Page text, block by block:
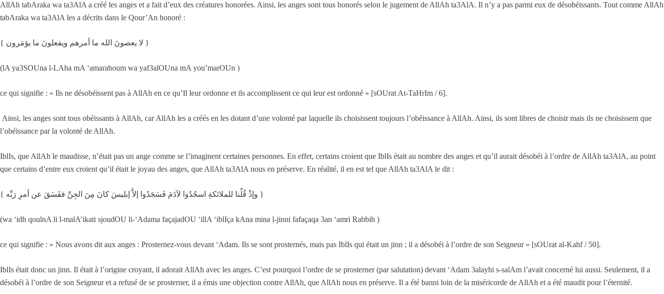
AllAh tabAraka wa ta3AlA a créé les anges et a fait d’eux des créatures honorées. Ainsi, les anges sont tous honorés selon le jugement de AllAh ta3AlA. Il n’y a pas parmi eux de désobéissants. Tout comme AllAh
tabAraka wa ta3AlA les a décrits dans le Qour’An honoré :
{ لا يعصونَ الله ما أمرهم ويفعلونَ ما يؤمَرون }
(lA ya3SOUna l-LAha mA ‘amarahoum wa yaf3alOUna mA you’marOUn )
ce qui signifie : « Ils ne désobéissent pas à AllAh en ce qu’Il leur ordonne et ils accomplissent ce qui leur est ordonné » [sOUrat At-TaHrIm / 6].
Ainsi, les anges sont tous obéissants à AllAh, car AllAh les a créés en les dotant d’une volonté par laquelle ils choisissent toujours l’obéissance à AllAh. Ainsi, ils sont libres de choisir mais ils ne choisissent que
l’obéissance par la volonté de AllAh.
IblIs, que AllAh le maudisse, n’était pas un ange comme se l’imaginent certaines personnes. En effet, certains croient que IblIs était au nombre des anges et qu’il aurait désobéi à l’ordre de AllAh ta3AlA, au point
que certains d’entre eux croient qu’il était le joyau des anges, que AllAh ta3AlA nous en préserve. En réalité, il en est tel que AllAh ta3AlA le dit :
{ وإذْ قُلْنا للملائكةِ اسجُدُوا لآدَمَ فَسَجَدُوا إلاَّ إبليسَ كانَ مِنَ الجِنِّ ففَسَقَ عن أمرِ رَبِّه }
(wa ‘idh qoulnA li l-malA’ikati sjoudOU li-‘Adama façajadOU ‘illA ‘iblIça kAna mina l-jinni fafaçaqa 3an ‘amri Rabbih )
ce qui signifie : « Nous avons dit aux anges : Prosternez-vous devant ‘Adam. Ils se sont prosternés, mais pas IblIs qui était un jinn ; il a désobéi à l’ordre de son Seigneur » [sOUrat al-Kahf / 50].
IblIs était donc un jinn. Il était à l’origine croyant, il adorait AllAh avec les anges. C’est pourquoi l’ordre de se prosterner (par salutation) devant ‘Adam 3alayhi s-salAm l’avait concerné lui aussi. Seulement, il a
désobéi à l’ordre de son Seigneur et a refusé de se prosterner, il a émis une objection contre AllAh, que AllAh nous en préserve. Il a été banni loin de la miséricorde de AllAh et a été maudit pour l’éternité.